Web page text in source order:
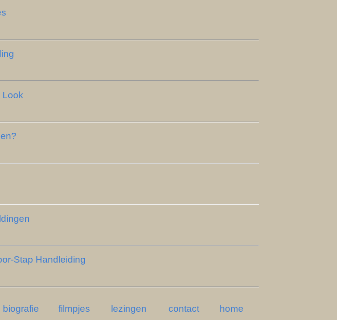
Look
Stap Handleiding
biografie filmpjes lezingen contact home